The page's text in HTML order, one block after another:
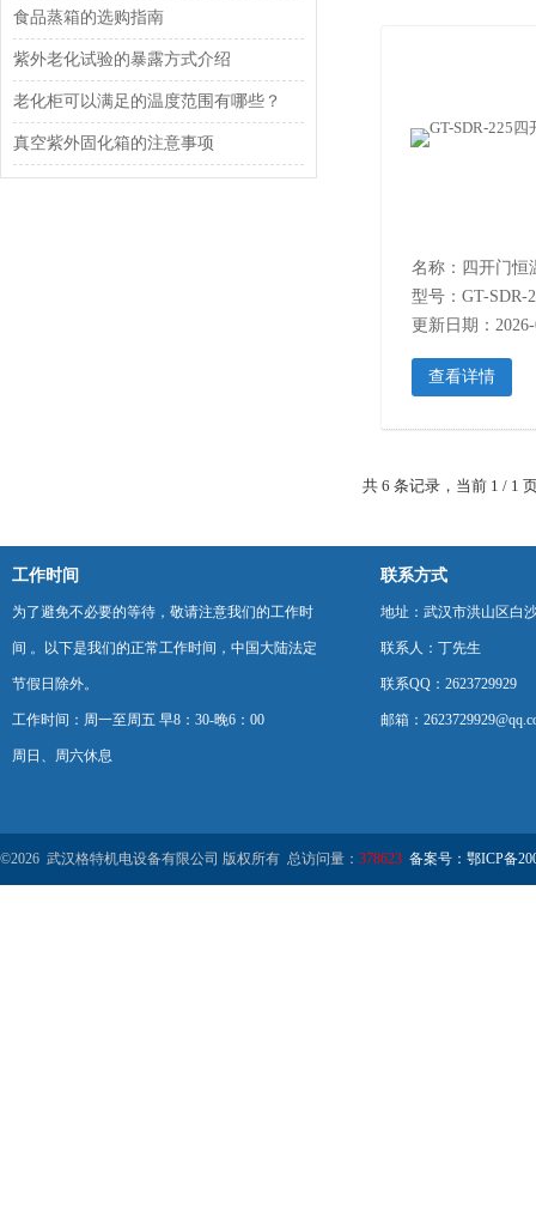
食品蒸箱的选购指南
紫外老化试验的暴露方式介绍
老化柜可以满足的温度范围有哪些？
真空紫外固化箱的注意事项
名称：四开门恒
型号：GT-SDR-
更新日期：
查看详情
共 6 条记录，当前 1 / 1
工作时间
为了避免不必要的等待，敬请注意我们的工作时
间 。以下是我们的正常工作时间，中国大陆法定
节假日除外。
工作时间：周一至周五 早8：30-晚6：00
周日、周六休息
联系方式
地址：武汉市洪山区白
联系人：丁先生
联系QQ：2623729929
邮箱：
©2026 武汉格特机电设备有限公司 版权所有 总访问量： 378623 备案号：鄂ICP备